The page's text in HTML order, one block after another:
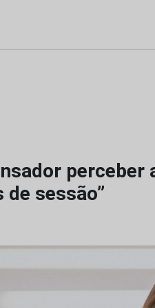
perceber
sessão”